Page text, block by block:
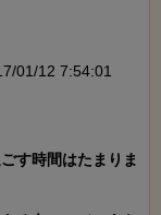
01/12 7:54:01
す時間はたまりま